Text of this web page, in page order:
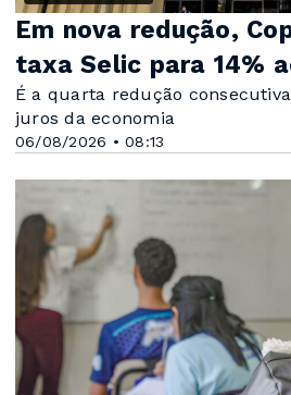
06/08/2026 • 08:13
Em nova redução,
taxa Selic para 14%
É a quarta redução
juros da economia